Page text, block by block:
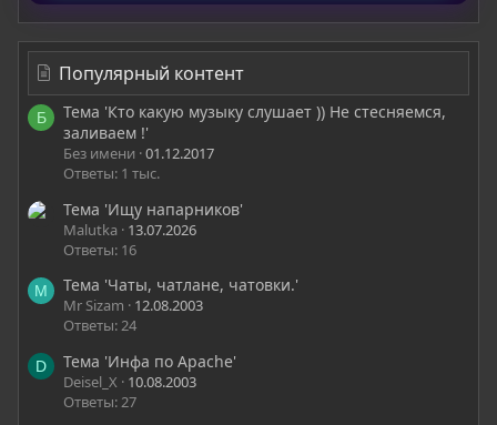
Популярный контент
Б
Тема 'Кто какую музыку слушает )) Не стесняемся,
заливаем !'
Без имени 01.12.2017
Ответы: 1 тыс.
Тема 'Ищу напарников'
Malutka
13.07.2026
Ответы: 16
M Тема 'Чаты, чатлане, чатовки.'
Mr Sizam
12.08.2003
Ответы: 24
D Тема 'Инфа по Apache'
Deisel_X
10.08.2003
Ответы: 27